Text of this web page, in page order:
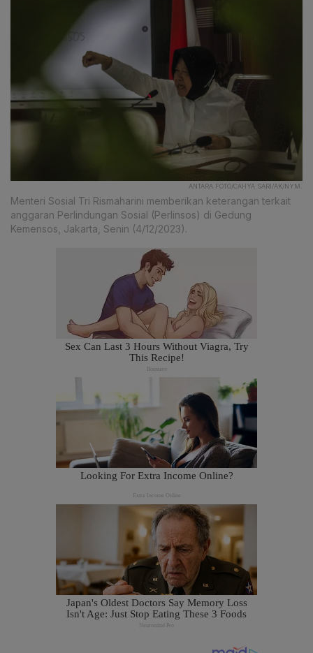
ANTARA FOTO/CAHYA SARI/AK/NYM.
Menteri Sosial Tri Rismaharini memberikan keterangan terkait
anggaran Perlindungan Sosial (Perlinsos) di Gedung
Kemensos, Jakarta, Senin (4/12/2023).